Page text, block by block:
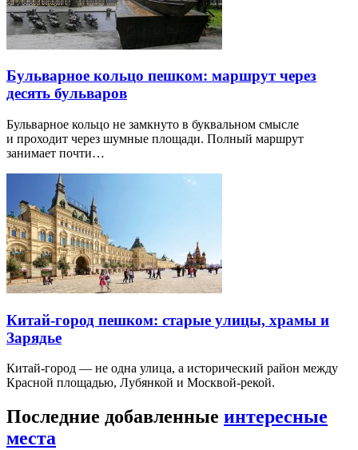
Бульварное кольцо пешком: маршрут через
десять бульваров
Бульварное кольцо не замкнуто в буквальном смысле
и проходит через шумные площади. Полный маршрут
занимает почти…
Китай-город пешком: старые улицы, храмы и
Зарядье
Китай-город — не одна улица, а исторический район между
Красной площадью, Лубянкой и Москвой-рекой.
Последние добавленные интересные
места